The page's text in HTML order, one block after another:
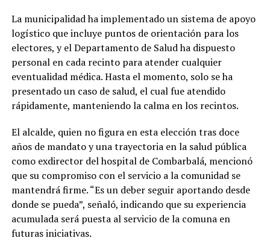
La municipalidad ha implementado un sistema de apoyo
logístico que incluye puntos de orientación para los
electores, y el Departamento de Salud ha dispuesto
personal en cada recinto para atender cualquier
eventualidad médica. Hasta el momento, solo se ha
presentado un caso de salud, el cual fue atendido
rápidamente, manteniendo la calma en los recintos.
El alcalde, quien no figura en esta elección tras doce
años de mandato y una trayectoria en la salud pública
como exdirector del hospital de Combarbalá, mencionó
que su compromiso con el servicio a la comunidad se
mantendrá firme. “Es un deber seguir aportando desde
donde se pueda”, señaló, indicando que su experiencia
acumulada será puesta al servicio de la comuna en
futuras iniciativas.